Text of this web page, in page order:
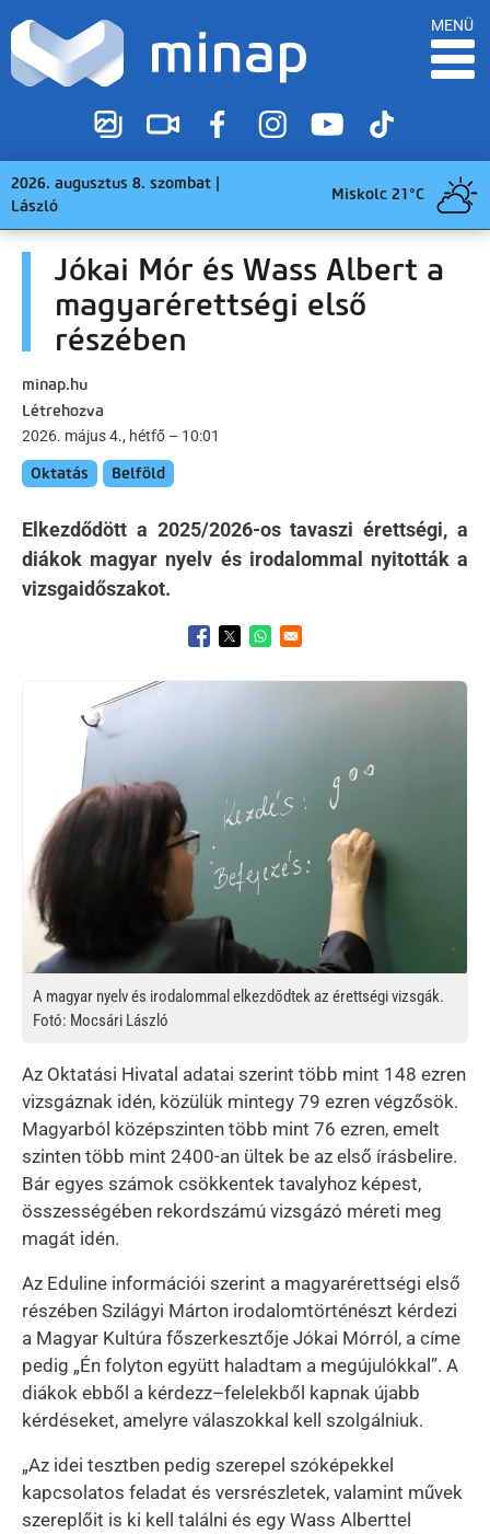
MENÜ
2026. augusztus 8. szombat |
László
Miskolc 21°C
Jókai Mór és Wass Albert a
magyarérettségi első
részében
minap.hu
Létrehozva
2026. május 4., hétfő – 10:01
Oktatás Belföld
Elkezdődött a 2025/2026-os tavaszi érettségi, a
diákok magyar nyelv és irodalommal nyitották a
vizsgaidőszakot.
Opens in a new window
Opens in a new window
Opens in a new window
A magyar nyelv és irodalommal elkezdődtek az érettségi vizsgák.
Fotó: Mocsári László
Az Oktatási Hivatal adatai szerint több mint 148 ezren
vizsgáznak idén, közülük mintegy 79 ezren végzősök.
Magyarból középszinten több mint 76 ezren, emelt
szinten több mint 2400-an ültek be az első írásbelire.
Bár egyes számok csökkentek tavalyhoz képest,
összességében rekordszámú vizsgázó méreti meg
magát idén.
Az Eduline információi szerint a magyarérettségi első
részében Szilágyi Márton irodalomtörténészt kérdezi
a Magyar Kultúra főszerkesztője Jókai Mórról, a címe
pedig „Én folyton együtt haladtam a megújulókkal”. A
diákok ebből a kérdezz–felelekből kapnak újabb
kérdéseket, amelyre válaszokkal kell szolgálniuk.
„Az idei tesztben pedig szerepel szóképekkel
kapcsolatos feladat és versrészletek, valamint művek
szereplőit is ki kell találni és egy Wass Alberttel